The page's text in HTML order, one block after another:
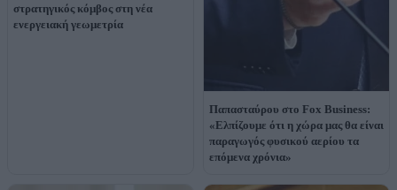
στρατηγικός κόμβος στη νέα
ενεργειακή γεωμετρία
Παπασταύρου στο Fox Business:
«Eλπίζουμε ότι η χώρα μας θα είναι
παραγωγός φυσικού αερίου τα
επόμενα χρόνια»